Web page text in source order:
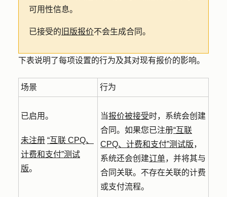
可用性信息。
已接受的 旧版报价不会生成合同。
下表说明了每项设置的行为及其对现有报价的影响。
场景 行为
已启用。
未注册 “互联 CPQ、
计费和支付”测试
版。
当报价被接受时，系统会创建
合同。 如果您已注册“互联
CPQ、计费和支付”测试版，
系统还会创建订单，并将其与
合同关联。不存在关联的计费
或支付流程。